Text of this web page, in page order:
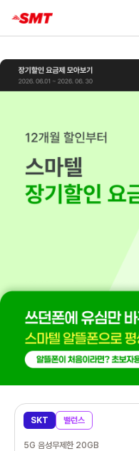
SKT 밸런스
5G 음성무제한 20GB